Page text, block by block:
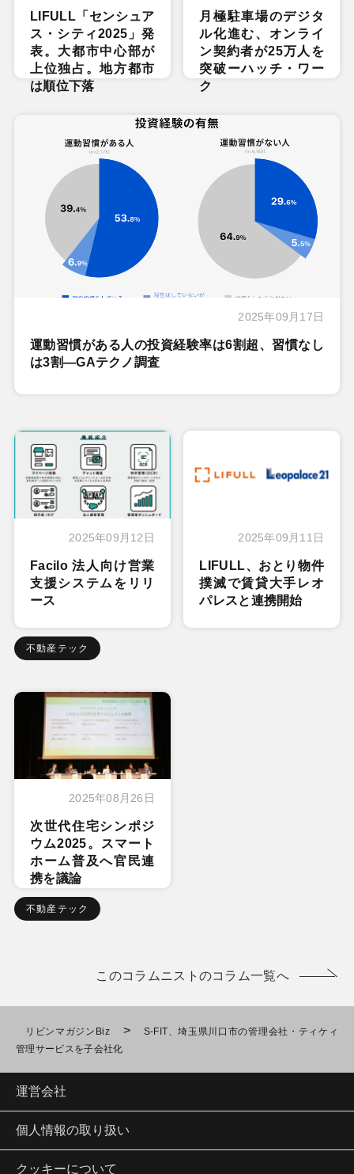
LIFULL「センシュア
ス・シティ2025」発
表。大都市中心部が
上位独占。地方都市
は順位下落
月極駐車場のデジタ
ル化進む、オンライ
ン契約者が25万人を
突破ーハッチ・ワー
ク
2025年09月17日
運動習慣がある人の投資経験率は6割超、習慣なし
は3割―GAテクノ調査
2025年09月12日
Facilo 法人向け営業
支援システムをリリ
ース
不動産テック
2025年09月11日
LIFULL、おとり物件
撲滅で賃貸大手レオ
パレスと連携開始
2025年08月26日
次世代住宅シンポジ
ウム2025。スマート
ホーム普及へ官民連
携を議論
不動産テック
このコラムニストのコラム一覧へ
リビンマガジンBiz >
S-FIT、埼玉県川口市の管理会社・ティケィ
管理サービスを子会社化
運営会社
個人情報の取り扱い
クッキーについて